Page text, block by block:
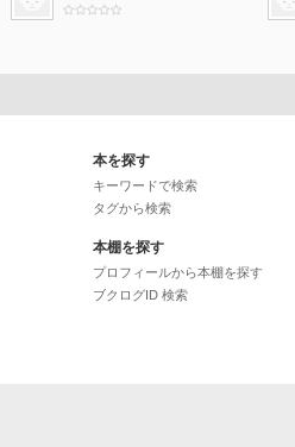
本を探す
キーワードで検索
タグから検索
本棚を探す
プロフィールから本棚を探す
ブクログID 検索